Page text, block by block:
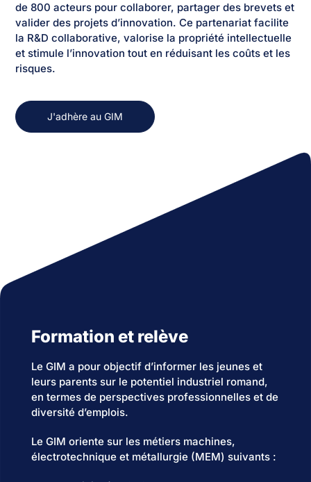
de 800 acteurs pour collaborer, partager des brevets et
valider des projets d’innovation. Ce partenariat facilite
la R&D collaborative, valorise la propriété intellectuelle
et stimule l’innovation tout en réduisant les coûts et les
risques.
J'adhère au GIM
Formation et relève
Le GIM a pour objectif d’informer les jeunes et
leurs parents sur le potentiel industriel romand,
en termes de perspectives professionnelles et de
diversité d’emplois.
Le GIM oriente sur les métiers machines,
électrotechnique et métallurgie (MEM) suivants :